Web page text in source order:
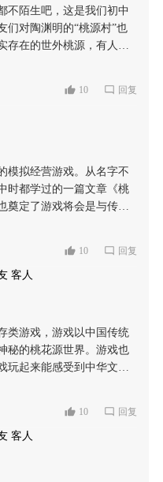
因此无形之中就提升了一
分配度这样一个问题。 但
中甚至还有许多突发事件
这种方面，假如说遇到了
去干活的话相对应的饥饿
饿值就不高的情况下，那
角色被饿死的情况。所以
的问题，而一旦感冒运气
到猛兽的袭击，这种一连
【难度设定】 而作为一款
整体难度系数实在是有些
金币的获取上，而且官方
取这种资源途径去减少玩
有养生类型的游戏大多都
的熟练掌握游玩体验的。
觉就十分的现实，在田里
野兽的同时自身也会掉
野兽则会随意的去破坏我
一些恶劣天气人物本身还
，等等这种合在一起，无
度系数。 而且我不懂各位
对，从某种层面上来讲，
的一些生活轨迹。比如
章，但画风也比不上《江
戏在上线前就预约了，现
没有打破我的期待，是值
其实不好定义范围，设定
，是综合性养成的游戏，
各种风格。是比较良心的
氪，建议玩的时候不要一
攒点基础材料和食物，这
存。 最后希望饱食度消耗
的就不够了，越玩就越明
，食物就成了硬伤。
就没耐心接着玩了 这本来
免有些太过于复杂和繁琐
戏，还是希望作者能优化
(ง •□_•□)ง
是让游戏更有趣了。不
富的，可这款游戏的可玩
觉蛮休闲的，尤其是后
。到了游戏的后期阶段，
作，有点无聊。而且游戏
村民去收集资源之类的，
能简化一些操作，但如果
地选择村民和工具。而且
更加繁琐。另外，虽然游
度还是挺高的。刚开始玩
什么会生病，直到后来摸
程里加上如何避免村民生
游戏有点“肝”，建造东
源，而且这些资源都得你
。就像我说的，村民们不
候村民们也不会继续工
，并且整个游戏玩起来有
说说游戏的画面和音乐制
点粗糙，没什么细节，像
潦草。但好在大部分物体
辨认。所以虽然画面不算
，色彩也不是很鲜艳，没
挺朴素的。对于这款有
画面其实也还可以。不过
不陌生吧，这是我们初中
们对陶渊明的“桃源村”也
存在的世外桃源，有人说
惚的幻想，还有人说这是
最后那句：“后遂无问津
了，《桃源记》就是一款
营类手游，这款游戏测试
我感觉测试服与公测没有
些细节和机制，在这个游
时，需要通过不断探索和
世之人建立一个属于自己
意力的，而且还能让玩家
秘色彩的桃源村！ 开局的
配桃源村这个背景，直接
天，桃源景色醉人间”的
背景音乐都是采用这首古
的背景音乐古筝曲竟然叫
挺用心的，有意境的背景
配乐与整体游戏所融合的
融合不光能够让玩家更好
家体验到在同类型手游种
开局的视频介绍也非常形
较简约的图纸画，但它却
会现状表现的“淋淋尽
10 回复
模拟经营游戏。从名字不
时都学过的一篇文章《桃
奠定了游戏将会是与传统
主要元素的游戏。而开发
逃离生活压力中的一处桃
断制，那这个68到底值不
风格，但略有不足】 游戏
、水墨画的风格（简称国
通常有两种表现，一种是
打磨的很精细，有一种精
点雍容华贵的感觉；另外
有点模糊，但整体搭配在
一种浓厚的古风感。而桃
整体表现还是不错的，要
自得的闲适风格，也很契
游的定位。 但有时候一些
10 回复
客人
类游戏，游戏以中国传统
秘的桃花源世界。游戏也
玩起来能感受到中华文化
来谈谈游戏的玩法。 【玩
建造更多建筑物、拥有更
，最终带领村子走向繁荣
地类游戏有许多相似之
玩法，比如探索地形、解
10 回复
客人